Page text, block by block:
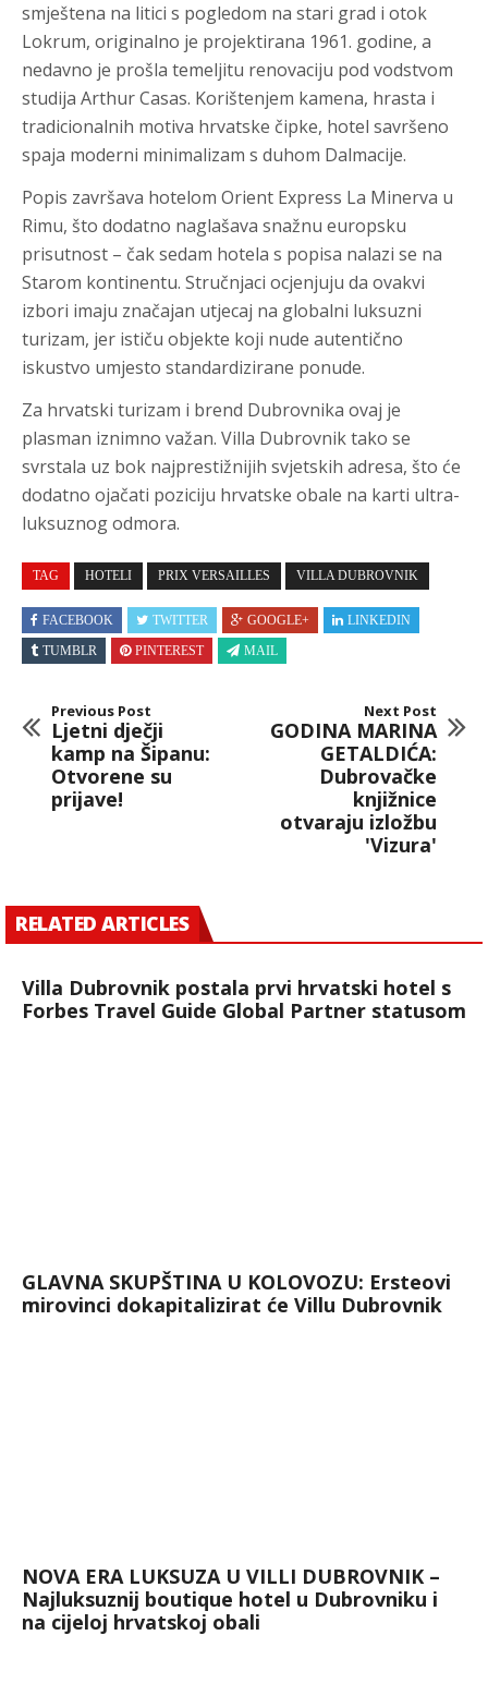
smještena na litici s pogledom na stari grad i otok
Lokrum, originalno je projektirana 1961. godine, a
nedavno je prošla temeljitu renovaciju pod vodstvom
studija Arthur Casas. Korištenjem kamena, hrasta i
tradicionalnih motiva hrvatske čipke, hotel savršeno
spaja moderni minimalizam s duhom Dalmacije.
Popis završava hotelom Orient Express La Minerva u
Rimu, što dodatno naglašava snažnu europsku
prisutnost – čak sedam hotela s popisa nalazi se na
Starom kontinentu. Stručnjaci ocjenjuju da ovakvi
izbori imaju značajan utjecaj na globalni luksuzni
turizam, jer ističu objekte koji nude autentično
iskustvo umjesto standardizirane ponude.
Za hrvatski turizam i brend Dubrovnika ovaj je
plasman iznimno važan. Villa Dubrovnik tako se
svrstala uz bok najprestižnijih svjetskih adresa, što će
dodatno ojačati poziciju hrvatske obale na karti ultra-
luksuznog odmora.
TAG HOTELI PRIX VERSAILLES VILLA DUBROVNIK
FACEBOOK TWITTER GOOGLE+
LINKEDIN
TUMBLR
PINTEREST MAIL
Previous Post
Ljetni dječji
kamp na Šipanu:
Otvorene su
prijave!
Next Post
GODINA MARINA
GETALDIĆA:
Dubrovačke
knjižnice
otvaraju izložbu
'Vizura'
RELATED ARTICLES
Villa Dubrovnik postala prvi hrvatski hotel s
Forbes Travel Guide Global Partner statusom
GLAVNA SKUPŠTINA U KOLOVOZU: Ersteovi
mirovinci dokapitalizirat će Villu Dubrovnik
NOVA ERA LUKSUZA U VILLI DUBROVNIK –
Najluksuznij boutique hotel u Dubrovniku i
na cijeloj hrvatskoj obali